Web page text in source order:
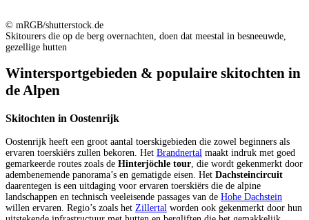
© mRGB/shutterstock.de
Skitourers die op de berg overnachten, doen dat meestal in besneeuwde,
gezellige hutten
Wintersportgebieden & populaire skitochten in
de Alpen
Skitochten in Oostenrijk
Oostenrijk heeft een groot aantal toerskigebieden die zowel beginners als
ervaren toerskiërs zullen bekoren. Het Brandnertal maakt indruk met goed
gemarkeerde routes zoals de Hinterjöchle tour , die wordt gekenmerkt door
adembenemende panorama’s en gematigde eisen. Het Dachsteincircuit
daarentegen is een uitdaging voor ervaren toerskiërs die de alpine
landschappen en technisch veeleisende passages van de Hohe Dachstein
willen ervaren. Regio’s zoals het Zillertal worden ook gekenmerkt door hun